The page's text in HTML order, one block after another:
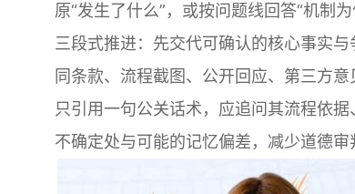
原“发生了什么”，或按问题线回答“机制
三段式推进：先交代可确认的核心事实
同条款、流程截图、公开回应、第三方意
只引用一句公关话术，应追问其流程依
不确定处与可能的记忆偏差，减少道德审